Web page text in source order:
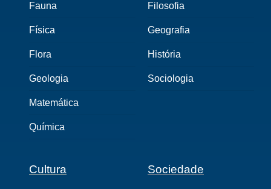
Fauna
Física
Flora
Geologia
Matemática
Química
Filosofia
Geografia
História
Sociologia
Cultura Sociedade